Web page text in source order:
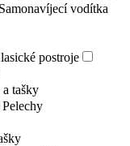
Samonavíjecí vodítka
postroje
tašky
Pelechy